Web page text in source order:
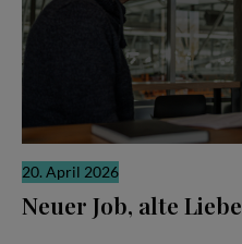
20. April 2026
Neuer Job, alte Liebe